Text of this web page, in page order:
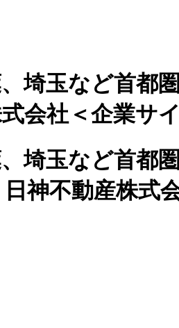
埼玉など首都
会社＜企業サ
埼玉など首都
神不動産株式